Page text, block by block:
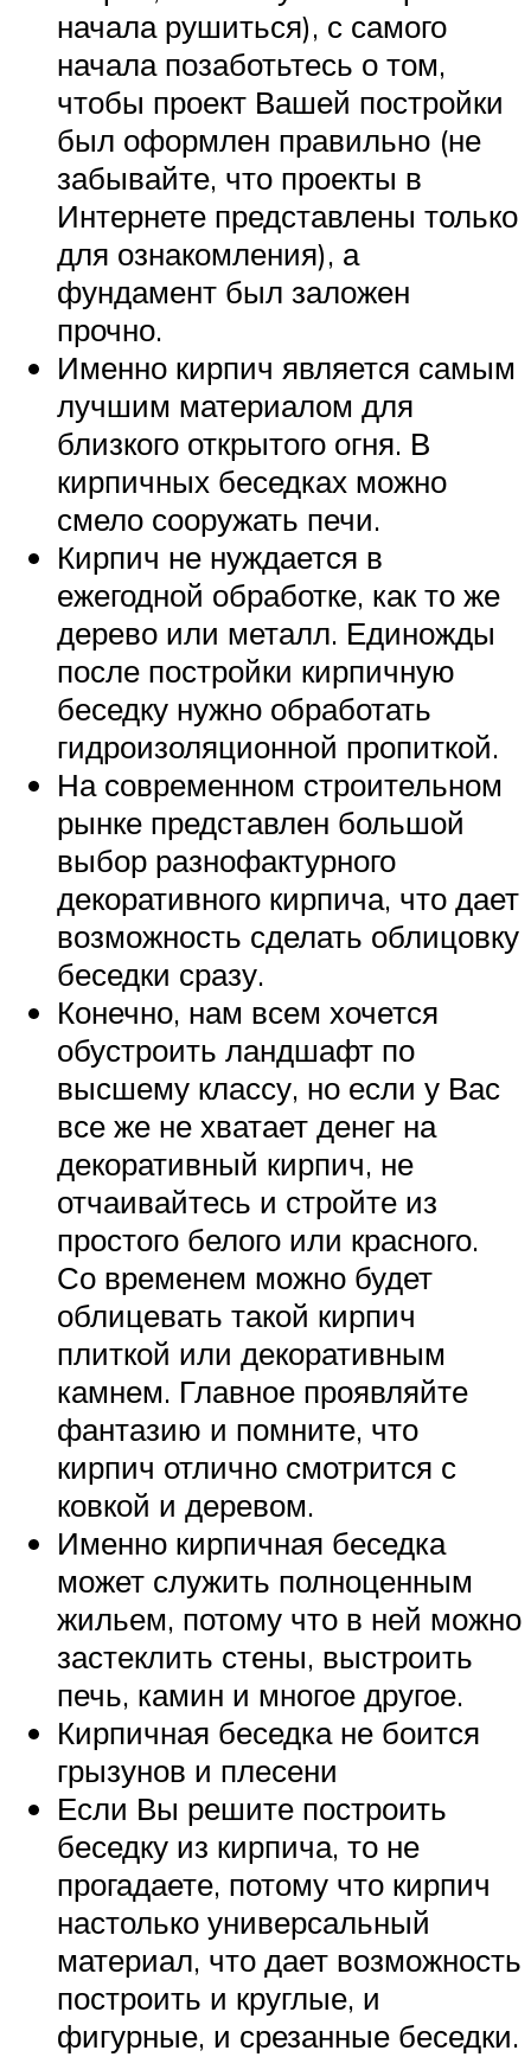
начала рушиться), с самого
начала позаботьтесь о том,
чтобы проект Вашей постройки
был оформлен правильно (не
забывайте, что проекты в
Интернете представлены только
для ознакомления), а
фундамент был заложен
прочно.
Именно кирпич является самым
лучшим материалом для
близкого открытого огня. В
кирпичных беседках можно
смело сооружать печи.
Кирпич не нуждается в
ежегодной обработке, как то же
дерево или металл. Единожды
после постройки кирпичную
беседку нужно обработать
гидроизоляционной пропиткой.
На современном строительном
рынке представлен большой
выбор разнофактурного
декоративного кирпича, что дает
возможность сделать облицовку
беседки сразу.
Конечно, нам всем хочется
обустроить ландшафт по
высшему классу, но если у Вас
все же не хватает денег на
декоративный кирпич, не
отчаивайтесь и стройте из
простого белого или красного.
Со временем можно будет
облицевать такой кирпич
плиткой или декоративным
камнем. Главное проявляйте
фантазию и помните, что
кирпич отлично смотрится с
ковкой и деревом.
Именно кирпичная беседка
может служить полноценным
жильем, потому что в ней можно
застеклить стены, выстроить
печь, камин и многое другое.
Кирпичная беседка не боится
грызунов и плесени
Если Вы решите построить
беседку из кирпича, то не
прогадаете, потому что кирпич
настолько универсальный
материал, что дает возможность
построить и круглые, и
фигурные, и срезанные беседки.